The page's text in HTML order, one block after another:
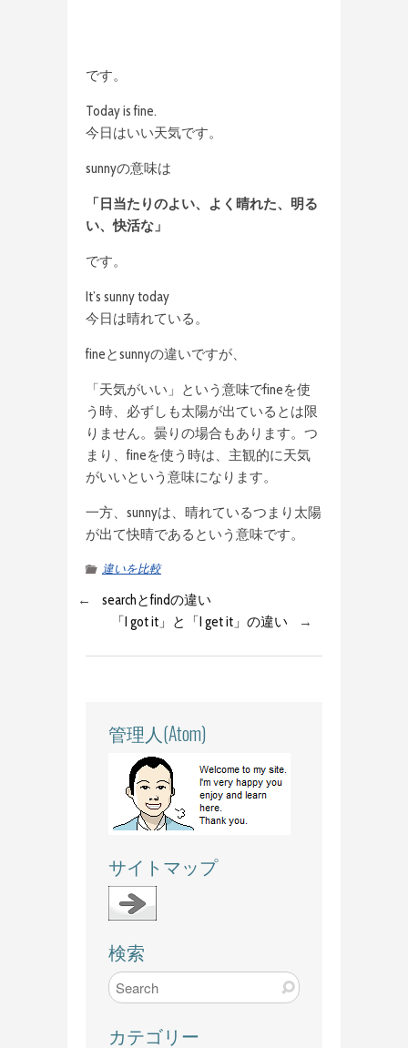
です。
Today is fine.
今日はいい天気です。
sunnyの意味は
「日当たりのよい、よく晴れた、明る
い、快活な」
です。
It’s sunny today
今日は晴れている。
fineとsunnyの違いですが、
「天気がいい」という意味でfineを使
う時、必ずしも太陽が出ているとは限
りません。曇りの場合もあります。つ
まり、fineを使う時は、主観的に天気
がいいという意味になります。
一方、sunnyは、晴れているつまり太陽
が出て快晴であるという意味です。
違いを比較
←
searchとfindの違い
「I got it」と「I get it」の違い
→
管理人(Atom)
サイトマップ
検索
カテゴリー